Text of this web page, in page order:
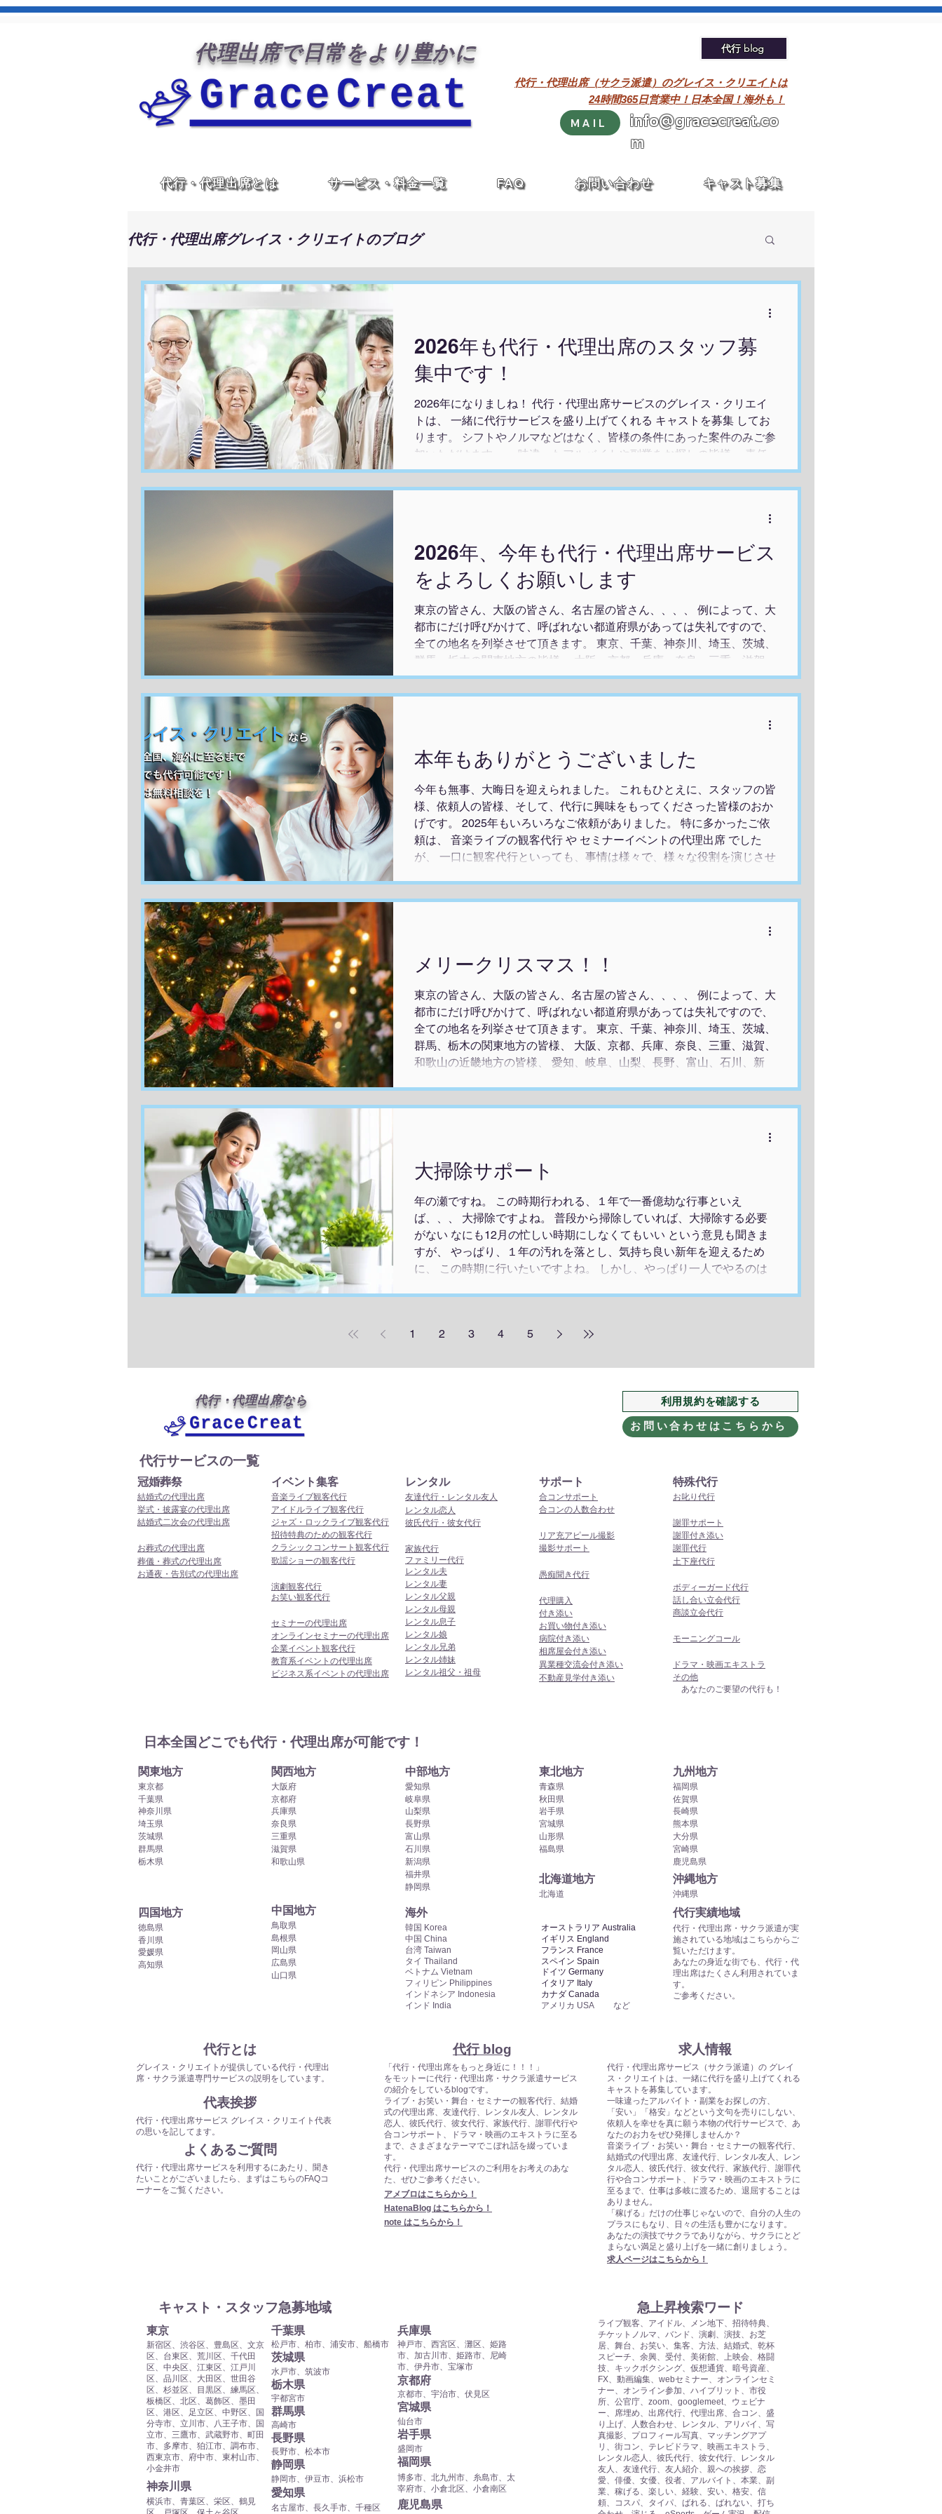
代理出席で日常をより豊かに 代行 blog
24時間365日営業中！日本全国！海外も！
代行・代理出席（サクラ派遣）のグレイス・クリエイトは
MAIL
info@gracecreat.co
m
代行・代理出席とは サービス・料金一覧 FAQ お問い合わせ キャスト募集
代行・代理出席グレイス・クリエイトのブログ
2026年も代行・代理出席のスタッフ募
集中です！
2026年になりましね！ 代行・代理出席サービスのグレイス・クリエイ
トは、 一緒に代行サービスを盛り上げてくれる キャストを募集 してお
ります。 シフトやノルマなどはなく、皆様の条件にあった案件のみご参
加いただけます。 一味違ったアルバイトや副業をお探しの皆様、 責任
もあり、やりがいもある代行のお仕事はいかがでしょうか？ 皆様のこれ
までご経験が、人助けとなります。 また、代行の仕事を通じて、皆様の
名古屋、福岡といった大都市に限らず、 日本全国、ときには海外から代
お仕事で十分に力を発揮していただいております。 あなたのご経験がき
っと誰かの役に立つはずです。 2026年、 なにか新しいことを始めたい
とお考えの方、 自分を変えたい方、 本業とは別の収入源が欲しい方、
ぜひグレイス・クリエイトにお力を貸してください。 詳しいお仕事内容
は こちらのHP をご覧ください。 ご応募お待ちしております。
┏┏┏┏┏┏┏┏┏┏┏┏┏┏
2026年、今年も代行・代理出席サービス
をよろしくお願いします
東京の皆さん、大阪の皆さん、名古屋の皆さん、、、、 例によって、大
都市にだけ呼びかけて、呼ばれない都道府県があっては失礼ですので、
全ての地名を列挙させて頂きます。 東京、千葉、神奈川、埼玉、茨城、
群馬、栃木の関東地方の皆様、 大阪、京都、兵庫、奈良、三重、滋賀、
和歌山の近畿地方の皆様、 愛知、岐阜、山梨、長野、富山、石川、新
潟、福井、静岡の中部地方の皆様、 青森、秋田、岩手、宮城、山形、福
して、海外の皆様も 新年あけましておめでろうございます！！！！ 今
上に、 代行・代理出席を通して、皆様のお困りごとの解決に貢献し、
皆様の生活が豊かになるお手伝いをしていきたいと思います。 なにかお
困りごとのある方、 特別な日を豊かにしたいとお考えの方は、 ぜひグ
レイス・クリエイトにご依頼ください。..
本年もありがとうございました
今年も無事、大晦日を迎えられました。 これもひとえに、スタッフの皆
様、依頼人の皆様、そして、代行に興味をもってくださった皆様のおか
げです。 2025年もいろいろなご依頼がありました。 特に多かったご依
頼は、 音楽ライブの観客代行 や セミナーイベントの代理出席 でした
が、 一口に観客代行といっても、事情は様々で、様々な役割を演じさせ
します。 本当に皆様、１年間お疲れ様でした。 来年もグレイス・クリ
エイトをよろしくお願い致します。 それでは、皆様、よりよいお年を。
┏┏┏┏┏┏┏┏┏┏┏┏┏┏┏┏┏┏┏┏┏┏┏┏┏┏┏┏┏┏ 代
行・代理出席サービス（サクラ派遣）の グレイス・クリエイト は、
「安い」「格安」などという甘
メリークリスマス！！
東京の皆さん、大阪の皆さん、名古屋の皆さん、、、、 例によって、大
都市にだけ呼びかけて、呼ばれない都道府県があっては失礼ですので、
全ての地名を列挙させて頂きます。 東京、千葉、神奈川、埼玉、茨城、
群馬、栃木の関東地方の皆様、 大阪、京都、兵庫、奈良、三重、滋賀、
和歌山の近畿地方の皆様、 愛知、岐阜、山梨、長野、富山、石川、新
お過ごしでしょうか。 今年もクリスマス、クリスマスイブにまつわるお
問い合わせをたくさんいただきました。 代行をご利用してくださった方
は、本当にありがとうございます。 素敵なクリスマス、クリスマスイブ
を過ごしてくだされば幸いです。 そして、今年のクリスマスを楽しめな
かった皆様、 （が、いなければそれが一番
大掃除サポート
年の瀬ですね。 この時期行われる、１年で一番億劫な行事といえ
ば、、、 大掃除ですよね。 普段から掃除していれば、大掃除する必要
がない なにも12月の忙しい時期にしなくてもいい という意見も聞きま
すが、 やっぱり、１年の汚れを落とし、気持ち良い新年を迎えるため
に、 この時期に行いたいですよね。 しかし、やっぱり一人でやるのは
大掃除作業の進みも早いですし、 なにより、面倒なことを行うために、
の家事代行をよぶときのように、隅から隅まで汚れを落とし、完璧に綺
を整理すればいいのです。 掃除の専門業者を雇って、一時的に汚れを無
くしても、 それでは、気持ちの整理ができず、すぐにもとに戻ってしま
います。 それより、多少汚れがのこったとして
1 2 3 4 5
代行・代理出席なら 利用規約を確認する
お問い合わせはこちらから
代行サービスの一覧
冠婚葬祭
結婚式の代理出席
挙式・披露宴の代理出席
結婚式二次会の代理出席
お葬式の代理出席
葬儀・葬式の代理出席
お通夜・告別式の代理出席
イベント集客
音楽ライブ観客代行
アイドルライブ観客代行
ジャズ・ロックライブ観客代行
招待特典のための観客代行
クラシックコンサート観客代行
歌謡ショーの観客代行
演劇観客代行
お笑い観客代行
セミナーの代理出席
オンラインセミナーの代理出席
企業イベント観客代行
教育系イベントの代理出席
ビジネス系イベントの代理出席
レンタル
友達代行・レンタル友人
彼氏代行・彼女代行
家族代行
ファミリー代行
レンタル夫
レンタル妻
レンタル父親
レンタル母親
レンタル息子
レンタル娘
レンタル兄弟
レンタル姉妹
レンタル祖父・祖母
レンタル恋人
サポート
合コンサポート
合コンの人数合わせ
リア充アピール撮影
撮影サポート
​愚痴聞き代行
代理購入
付き添い
お買い物付き添い
病院付き添い
相席屋会付き添い
異業種交流会付き添い
​不動産見学付き添い
特殊代行
お叱り代行
謝罪サポート
謝罪付き添い
謝罪代行
​土下座代行
ボディーガード代行
話し合い立会代行
商談立会代行
モーニングコール
ドラマ・映画エキストラ
その他
あなたのご要望の代行も！
日本全国どこでも代行・代理出席が可能です！
関東地方
東京都
千葉県
神奈川県
埼玉県
茨城県
群馬県
栃木県
関西地方
大阪府
京都府
兵庫県
奈良県
三重県
滋賀県
和歌山県
中部地方
愛知県
岐阜県
山梨県
長野県
富山県
石川県
新潟県
福井県
静岡県
東北地方
青森県
秋田県
岩手県
宮城県
山形県
福島県
九州地方
福岡県
佐賀県
長崎県
熊本県
大分県
宮崎県
鹿児島県
北海道地方
北海道
沖縄地方
沖縄県
四国地方
徳島県
香川県
愛媛県
高知県
中国地方
鳥取県
島根県
岡山県
広島県
山口県
​海外
​韓国 Korea
​中国 China
​台湾 Taiwan
タイ Thailand
ベトナム Vietnam
フィリピン Philippines
インドネシア Indonesia
インド India
​オーストラリア Australia
​イギリス England
​フランス France
​スペイン Spain
​ドイツ Germany
​イタリア Italy
カナダ Canada
アメリカ USA
など
​代行実績地域
代行・代理出席・サクラ派遣が実
施されている地域はこちらからご
覧いただけます。
あなたの身近な街でも、代行・代
理出席はたくさん利用されていま
す。
​ご参考ください。
​代行とは
グレイス・クリエイトが提供している代行・代理出
席 ・サクラ派遣専門サービスの説明をしています。
​代表挨拶
代行・代理出席サービス グレイス・クリエイト代表
の思いを記してます。
よくあるご質問
代行・代理出席サービスを利用するにあたり、聞き
たいことがございましたら、まずはこちらのFAQコ
ーナーをご覧ください。
​代行 blog
「代行・代理出席をもっと身近に！！！」
をモットーに代行・代理出席・サクラ派遣サービス
の紹介をしているblogです。
ライブ・お笑い・舞台・セミナーの観客代行、結婚
式の代理出席、友達代行、レンタル友人、レンタル
恋人、彼氏代行、彼女代行、家族代行、謝罪代行や
合コンサポート、ドラマ・映画のエキストラに至る
まで、さまざまなテーマでこぼれ話を綴っていま
す。
代行・代理出席サービスのご利用をお考えのあな
た、ぜひご参考ください。
​アメブロはこちらから！
​HatenaBlog はこちらから！
​note はこちらから！
​求人情報
代行・代理出席サービス（サクラ派遣）の グレイ
ス・クリエイトは、一緒に代行を盛り上げてくれる
キャストを募集しています。
一味違ったアルバイト・副業をお探しの方、
「安い」「格安」などという文句を売りにしない、
依頼人を幸せを真に願う本物の代行サービスで、あ
なたのお力をぜひ発揮しませんか？
音楽ライブ・お笑い・舞台・セミナーの観客代行、
結婚式の代理出席、友達代行、レンタル友人、レン
タル恋人、彼氏代行、彼女代行、家族代行、謝罪代
行や合コンサポート、ドラマ・映画のエキストラに
至るまで、仕事は多岐に渡るため、退屈することは
ありません。
「稼げる」だけの仕事じゃないので、自分の人生の
プラスにもなり、日々の生活も豊かになります。
​あなたの演技でサクラでありながら、サクラにとど
まらない満足と盛り上げを一緒に創りましょう。
​求人ページはこちらから！
キャスト・スタッフ急募地域
東京
​新宿区、渋谷区、豊島区、文京
区、台東区、荒川区、千代田
区、中央区、江東区、江戸川
区、品川区、大田区、世田谷
区、杉並区、目黒区、練馬区、
板橋区、北区、葛飾区、墨田
区、港区、足立区、中野区、国
分寺市、立川市、八王子市、国
立市、三鷹市、武蔵野市、町田
市、多摩市、狛江市、調布市、
西東京市、府中市、東村山市、
小金井市
​神奈川県
横浜市、青葉区、栄区、鶴見
​千葉県
松戸市、柏市、浦安市、船橋市
​茨城県
水戸市、筑波市
​栃木県
宇都宮市
​群馬県
高崎市
​長野県
長野市、松本市
​静岡県
静岡市、伊豆市、浜松市
​愛知県
名古屋市、長久手市、千種区
​兵庫県
神戸市、西宮区、灘区、姫路
市、加古川市、姫路市、尼崎
市、伊丹市、宝塚市
​京都府
京都市、宇治市、伏見区
​宮城県
仙台市
​岩手県
盛岡市
​福岡県
博多市、北九州市、糸島市、太
宰府市、小倉北区、小倉南区
​鹿児島県
急上昇検索ワード
​ライブ観客、アイドル、メン地下、招待特典、
チケットノルマ、バンド、演劇、演技、お芝
居、舞台、お笑い、集客、方法、結婚式、乾杯
スピーチ、余興、受付、美術館、上映会、格闘
技、キックボクシング、仮想通貨、暗号資産、
FX、動画編集、webセミナー、オンラインセミ
ナー、オンライン参加、ハイブリット、市役
所、公官庁、zoom、googlemeet、ウェビナ
ー、席埋め、出席代行、代理出席、合コン、盛
り上げ、人数合わせ、レンタル、アリバイ、写
真撮影、プロフィール写真、マッチングアプ
リ、街コン、テレビドラマ、映画エキストラ、
レンタル恋人、彼氏代行、彼女代行、レンタル
友人、友達代行、友人紹介、親への挨拶、恋
愛、俳優、女優、役者、アルバイト、本業、副
業、稼げる、楽しい、経験、安い、格安、信
頼、コスパ、タイパ、ばれる、ばれない、打ち